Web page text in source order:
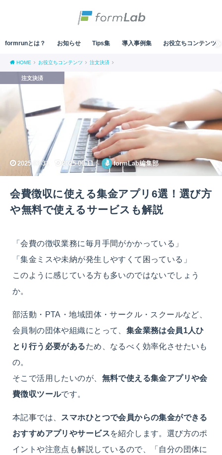
formrunとは？ お知らせ Tips集 導入事例集 お役立ちコンテンツ
HOME お役立ちコンテンツ 注文決済
会費徴収に使える集金アプリ6選！選び方
や無料で使えるサービスも解説
2025-03-31 2025-06-11 formLab編集部
注文決済
「会費の徴収業務に毎月手間がかかっている」
「集金ミスや未納が発生しやすくて困っている」
このように感じている方も多いのではないでしょう
か。
部活動・PTA・地域団体・サークル・スクールなど、
会員制の団体や組織にとって、 集金業務は会員1人ひ
とり行う必要があるため、なるべく効率化させたいも
の。
そこで活用したいのが、 無料で使える集金アプリや会
費徴収ツールです。
本記事では、 スマホひとつで会員からの集金ができる
おすすめアプリやサービスを紹介します。選び方のポ
イントや注意点も解説しているので、「自分の団体に